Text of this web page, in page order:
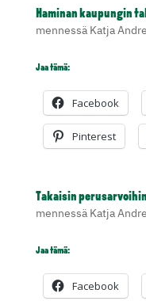
Haminan kaupungin
mennessä Katja
Jaa tämä:
Facebook
Pinterest
Takaisin perusarvoihin
mennessä Katja
Jaa tämä:
Facebook